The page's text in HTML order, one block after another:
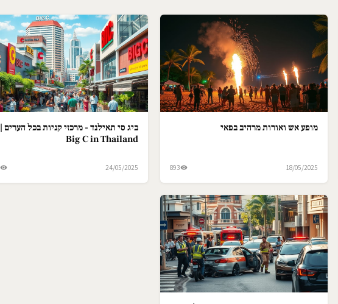
מופע אש ואורות מרהיב בפאי
18/05/2025
893
ביג סי תאילנד - מרכזי קניות בכל הערים |
Big C in Thailand
24/05/2025